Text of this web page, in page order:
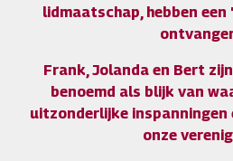
lidmaatschap, hebben
Frank, Jolanda en Bert
benoemd als blijk van
uitzonderlijke inspanningen
onze